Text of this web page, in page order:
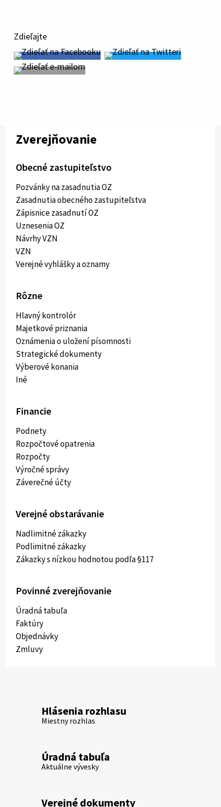
Zdieľajte
Zverejňovanie
Obecné zastupiteľstvo
Pozvánky na zasadnutia OZ
Zasadnutia obecného zastupiteľstva
Zápisnice zasadnutí OZ
Uznesenia OZ
Návrhy VZN
VZN
Verejné vyhlášky a oznamy
Rôzne
Hlavný kontrolór
Majetkové priznania
Oznámenia o uložení písomnosti
Strategické dokumenty
Výberové konania
Iné
Financie
Podnety
Rozpočtové opatrenia
Rozpočty
Výročné správy
Záverečné účty
Verejné obstarávanie
Nadlimitné zákazky
Podlimitné zákazky
Zákazky s nízkou hodnotou podľa §117
Povinné zverejňovanie
Úradná tabuľa
Faktúry
Objednávky
Zmluvy
Hlásenia rozhlasu
Miestny rozhlas
Úradná tabuľa
Aktuálne vývesky
Verejné dokumenty